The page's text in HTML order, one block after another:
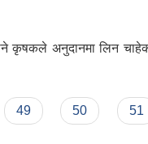
कृषकले अनुदानमा लिन
49 50 51